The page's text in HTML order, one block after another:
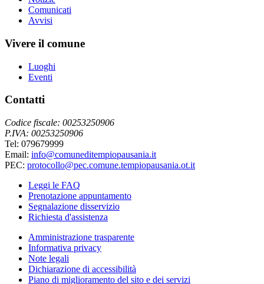
Comunicati
Avvisi
Vivere il comune
Luoghi
Eventi
Contatti
Codice fiscale: 00253250906
P.IVA: 00253250906
Tel: 079679999
Email: info@comuneditempiopausania.it
PEC: protocollo@pec.comune.tempiopausania.ot.it
Leggi le FAQ
Prenotazione appuntamento
Segnalazione disservizio
Richiesta d'assistenza
Amministrazione trasparente
Informativa privacy
Note legali
Dichiarazione di accessibilità
Piano di miglioramento del sito e dei servizi